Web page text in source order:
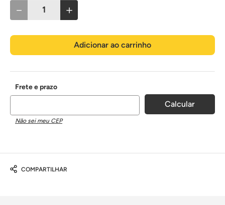
＋
－
Adicionar ao carrinho
Não sei meu CEP
COMPARTILHAR